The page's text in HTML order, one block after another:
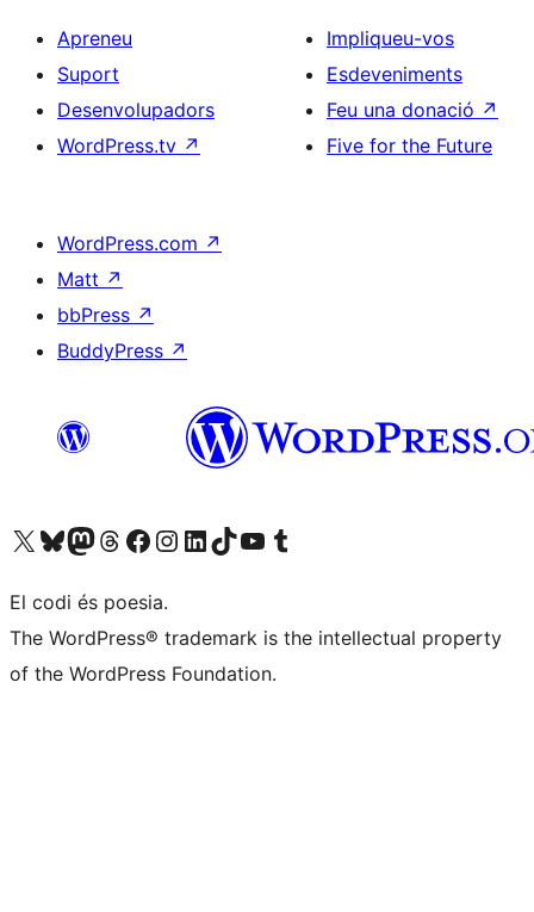
Apreneu
Suport
Desenvolupadors
WordPress.tv ↗
Impliqueu-vos
Esdeveniments
Feu una donació ↗
Five for the Future
WordPress.com ↗
Matt ↗
bbPress ↗
BuddyPress ↗
Visiteu el nostre compte X (abans Twitter)
Visiteu el nostre compte de Bluesky
Visiteu el nostre compte al Mastodon
Visiteu el nostre compte de Threads
Visiteu la nostra pàgina al Facebook
Visiteu el nostre compte d'Instagram
Visiteu el nostre compte de LinkedIn
Visiteu el nostre compte de TikTok
Visiteu el nostre canal al YouTube
Visiteu el nostre compte de Tumblr
El codi és poesia.
The WordPress® trademark is the intellectual property
of the WordPress Foundation.